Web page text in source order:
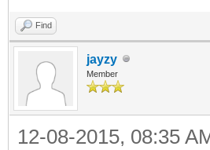
Find
jayzy
Member
12-08-2015, 08:35